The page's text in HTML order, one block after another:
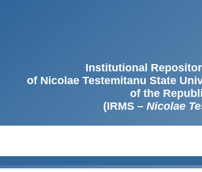
Institutional
of Nicolae Testemitanu State
of the
(IRMS – Nicolae